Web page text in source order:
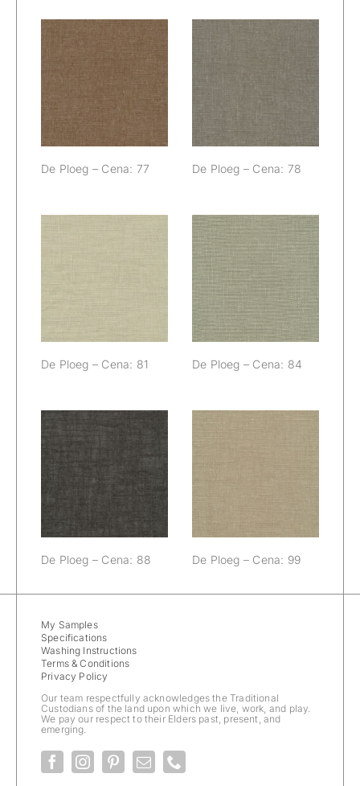
De Ploeg –
Cena: 77
De Ploeg – Cena: 77
De Ploeg –
Cena: 78
De Ploeg – Cena: 78
De Ploeg – Cena: 81
De Ploeg –
Cena: 84
De Ploeg – Cena: 84
De Ploeg –
Cena: 88
De Ploeg – Cena: 88
De Ploeg –
Cena: 99
De Ploeg – Cena: 99
My Samples
Specifications
Washing Instructions
Terms & Conditions
Privacy Policy
Our team respectfully acknowledges the Traditional
Custodians of the land upon which we live, work, and play.
We pay our respect to their Elders past, present, and
emerging.